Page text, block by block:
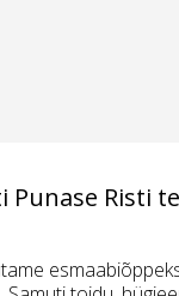
Punase Risti